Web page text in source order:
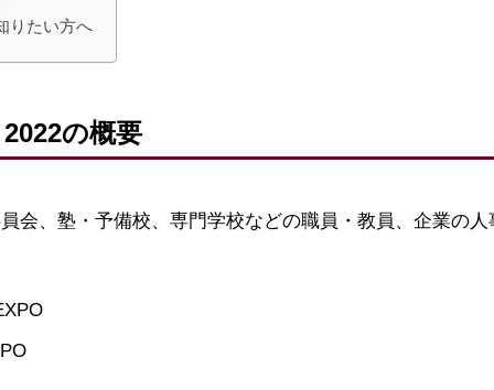
りたい方へ
の概要
会、塾・予備校、専門学校などの職員・教員、企業の